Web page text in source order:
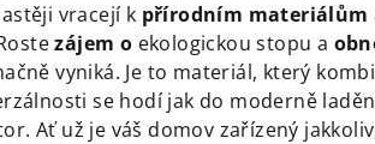
vracejí k přírodním materiálům
zájem o ekologickou stopu a
vyniká. Je to materiál, který
se hodí jak do moderně
Ať už je váš domov zařízený